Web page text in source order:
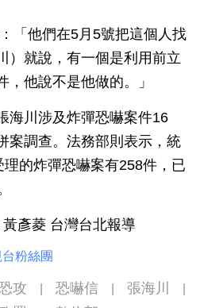
「他們在5月5號把這個人找
）就說，有一個是利用前立
他說不是他做的。」
海川涉及炸彈恐嚇案件16
案調查。法務部則表示，統
的炸彈恐嚇案有258件，已
彥菱 台灣台北報導
粉絲團
攻 恐嚇信 張海川